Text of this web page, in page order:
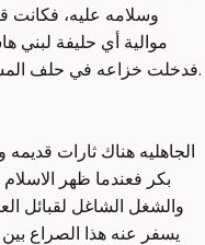
وسلامه عليه، فكانت
موالية أي حليفة لبني
فدخلت خزاعه في حلف المسلمين كما دخلت بنو بكر في حلف قريش.
الجاهليه هناك ثارات
بكر فعندما ظهر
والشغل الشاغل لقبائل
يسفر عنه هذا الصراع